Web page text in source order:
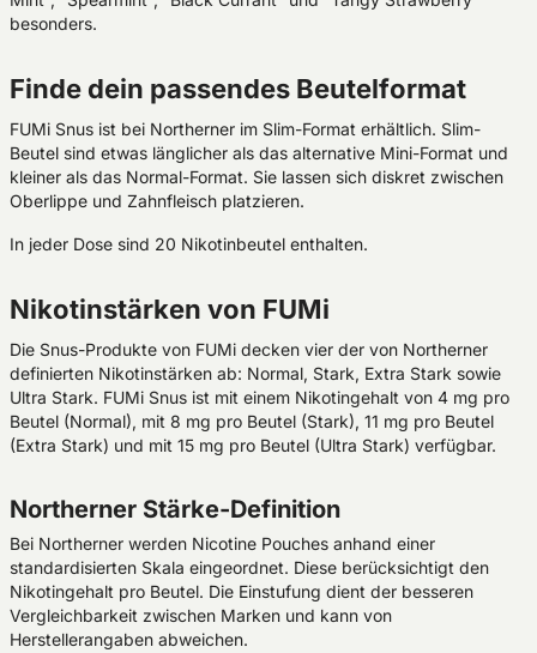
besonders.
Finde dein passendes Beutelformat
FUMi Snus ist bei Northerner im Slim-Format erhältlich. Slim-
Beutel sind etwas länglicher als das alternative Mini-Format und
kleiner als das Normal-Format. Sie lassen sich diskret zwischen
Oberlippe und Zahnfleisch platzieren.
In jeder Dose sind 20 Nikotinbeutel enthalten.
Nikotinstärken von FUMi
Die Snus-Produkte von FUMi decken vier der von Northerner
definierten Nikotinstärken ab: Normal, Stark, Extra Stark sowie
Ultra Stark. FUMi Snus ist mit einem Nikotingehalt von 4 mg pro
Beutel (Normal), mit 8 mg pro Beutel (Stark), 11 mg pro Beutel
(Extra Stark) und mit 15 mg pro Beutel (Ultra Stark) verfügbar.
Northerner Stärke-Definition
Bei Northerner werden Nicotine Pouches anhand einer
standardisierten Skala eingeordnet. Diese berücksichtigt den
Nikotingehalt pro Beutel. Die Einstufung dient der besseren
Vergleichbarkeit zwischen Marken und kann von
Herstellerangaben abweichen.